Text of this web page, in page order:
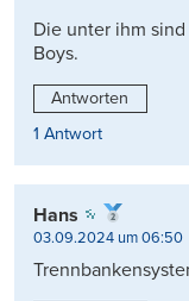
Die unter ihm
Boys.
Antworten
1 Antwort
Hans
03.09.2024 um 06:50